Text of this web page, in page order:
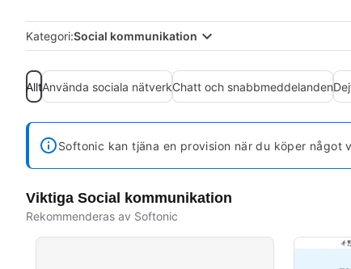
Kategori:Social kommunikation
AlltAnvända sociala nätverkChatt och snabbmeddelanden
Softonic kan tjäna en provision när du köper något
Viktiga Social kommunikation
Rekommenderas av Softonic